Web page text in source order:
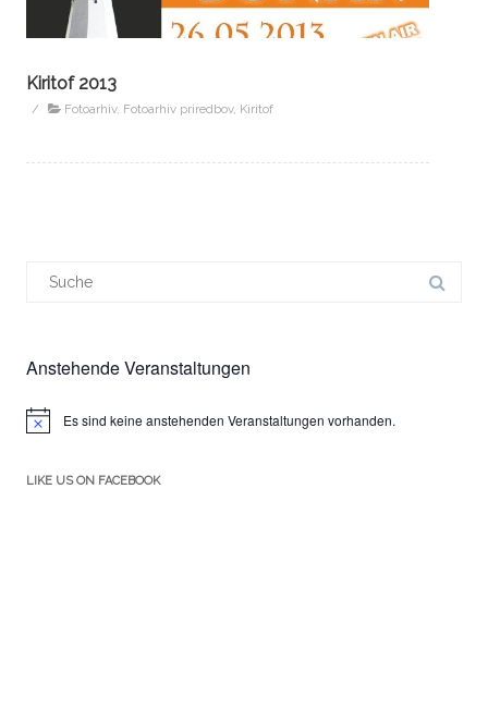
Kiritof 2013
/ Fotoarhiv, Fotoarhiv priredbov, Kiritof
Anstehende Veranstaltungen
HinweisEs sind keine anstehenden Veranstaltungen vorhanden.
LIKE US ON FACEBOOK